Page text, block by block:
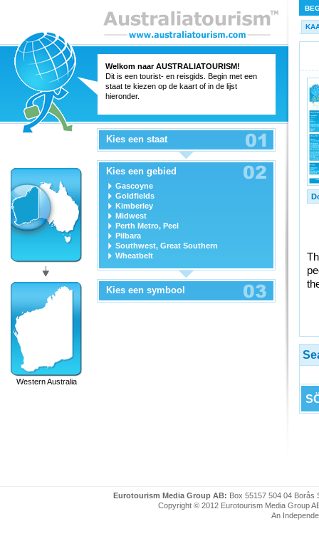
Welkom naarAUSTRALIATOURISM!
Dit is een tourist- en reisgids. Begin met een
staat te kiezen op de kaart of in de lijst
hieronder.
Western Australia
Kies een staat
Kies een gebied
Gascoyne
Goldfields
Kimberley
Midwest
Perth Metro, Peel
Pilbara
Southwest, Great Southern
Wheatbelt
Kies een symbool
Eurotourism Media Group AB: Box 55157 504 04 Borås
Copyright © 2012 Eurotourism Media Group
An